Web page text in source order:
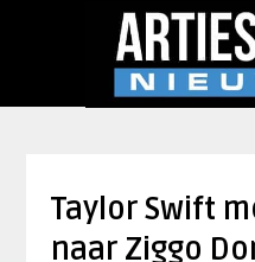
Taylor Swift
naar Ziggo